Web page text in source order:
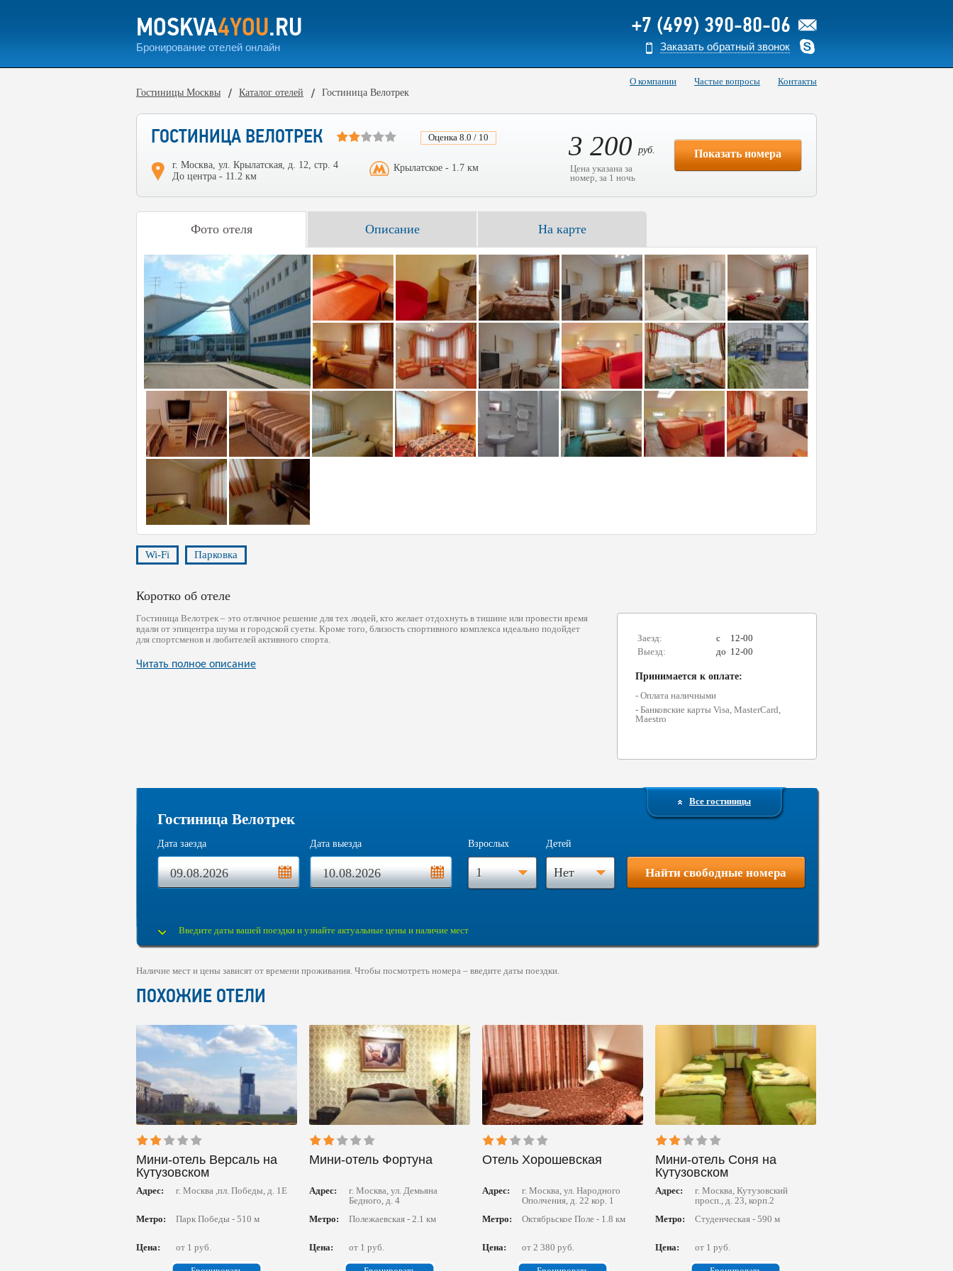
MOSKVA4YOU.RU
Бронирование отелей онлайн
+7 (499) 390-80-06
Заказать обратный звонок
О компании Частые вопросы
Контакты
Гостиницы Москвы
Каталог отелей Гостиница Велотрек
3 200руб.
Цена указана за
номер, за 1 ночь
Показать номера
ГОСТИНИЦА ВЕЛОТРЕК Оценка 8.0 / 10
г. Москва, ул. Крылатская, д. 12, стр. 4
До центра - 11.2 км
Крылатское - 1.7 км
Фото отеля Описание На карте
Wi-Fi Парковка
Коротко об отеле
Заезд: c
12-00
Выезд:
до 12-00
Принимается к оплате:
- Оплата наличными
- Банковские карты Visa, MasterCard,
Maestro
Гостиница Велотрек – это отличное решение для тех людей, кто желает отдохнуть в тишине или провести время
вдали от эпицентра шума и городской суеты. Кроме того, близость спортивного комплекса идеально подойдет
для спортсменов и любителей активного спорта.
Читать полное описание
Все гостиницы
Гостиница Велотрек
Дата заезда Дата выезда Взрослых
1
Детей
Нет Найти свободные номера
Введите даты вашей поездки и узнайте актуальные цены и наличие мест
Наличие мест и цены зависят от времени проживания. Чтобы посмотреть номера – введите даты поездки.
ПОХОЖИЕ ОТЕЛИ
Мини-отель Версаль на
Кутузовском
Адрес: г. Москва ,пл. Победы, д. 1Е
Метро: Парк Победы - 510 м
Цена: от 1 руб.
Мини-отель Фортуна
Адрес:
г. Москва, ул. Демьяна
Бедного, д. 4
Метро:
Полежаевская - 2.1 км
Цена: от 1 руб.
Отель Хорошевская
Адрес:
г. Москва, ул. Народного
Ополчения, д. 22 кор. 1
Метро:
Октябрьское Поле - 1.8 км
Цена: от 2 380 руб.
Мини-отель Соня на
Кутузовском
Адрес:
г. Москва, Кутузовский
просп., д. 23, корп.2
Метро:
Студенческая - 590 м
Цена: от 1 руб.